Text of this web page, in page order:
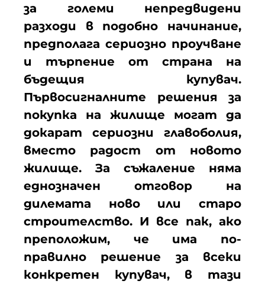
за големи непредвидени
разходи в подобно начинание,
предполага сериозно проучване
и търпение от страна на
бъдещия купувач.
Първосигналните решения за
покупка на жилище могат да
докарат сериозни главоболия,
вместо радост от новото
жилище. За съжаление няма
еднозначен отговор на
дилемата ново или старо
строителство. И все пак, ако
преположим, че има по-
правилно решение за всеки
конкретен купувач, в тази